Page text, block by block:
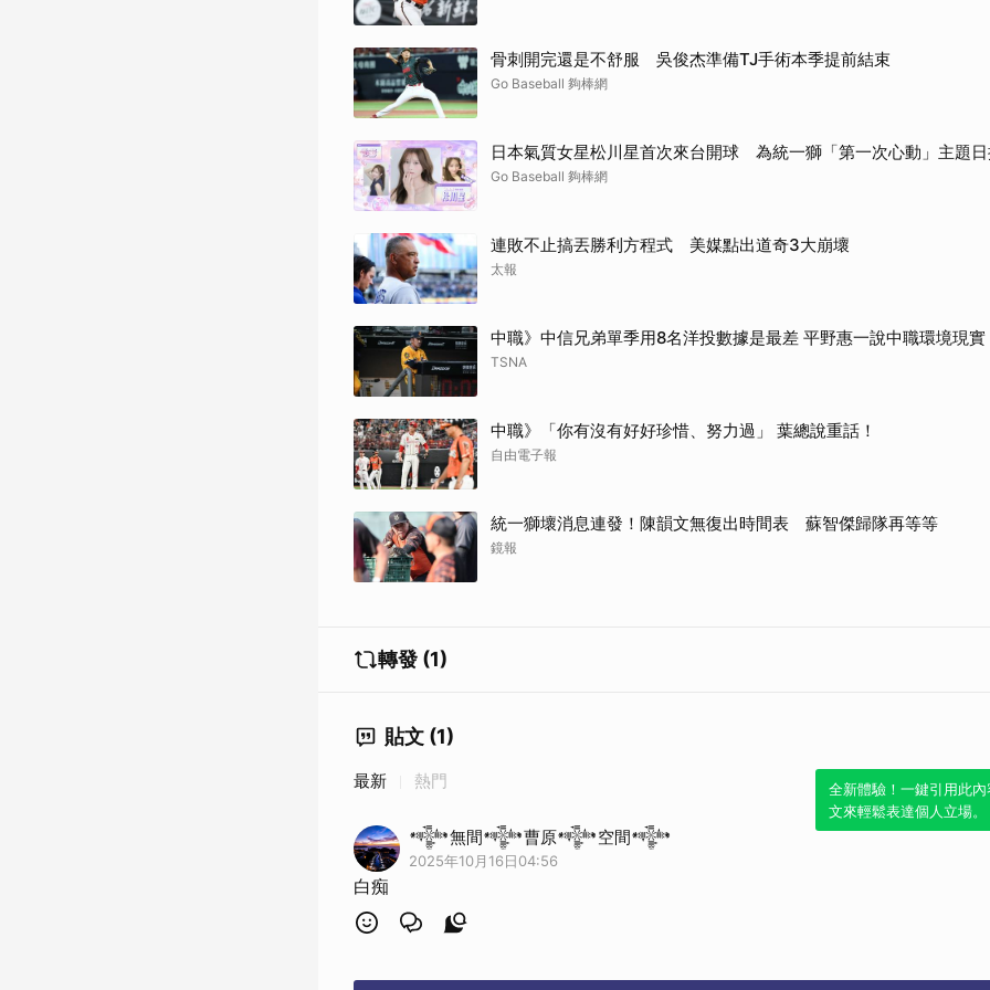
骨刺開完還是不舒服 吳俊杰準備TJ手術本季提前結束
Go Baseball 夠棒網
日本氣質女星松川星首次來台開球 為統一獅「第一次心動」主題
Go Baseball 夠棒網
連敗不止搞丟勝利方程式 美媒點出道奇3大崩壞
太報
中職》中信兄弟單季用8名洋投數據是最差 平野惠一說中職環境現實
TSNA
中職》「你有沒有好好珍惜、努力過」 葉總說重話！
自由電子報
統一獅壞消息連發！陳韻文無復出時間表 蘇智傑歸隊再等等
鏡報
轉發 (1)
貼文 (1)
全新體驗！一鍵引用此
文來輕鬆表達個人立場。
最新 熱門
𒀱無間𒀱曹原𒀱空間𒀱
2025年10月16日04:56
白痴